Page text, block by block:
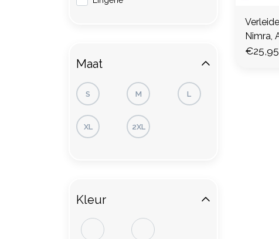
Nimra,
€25,95
Maat
S M L
XL 2XL
Kleur